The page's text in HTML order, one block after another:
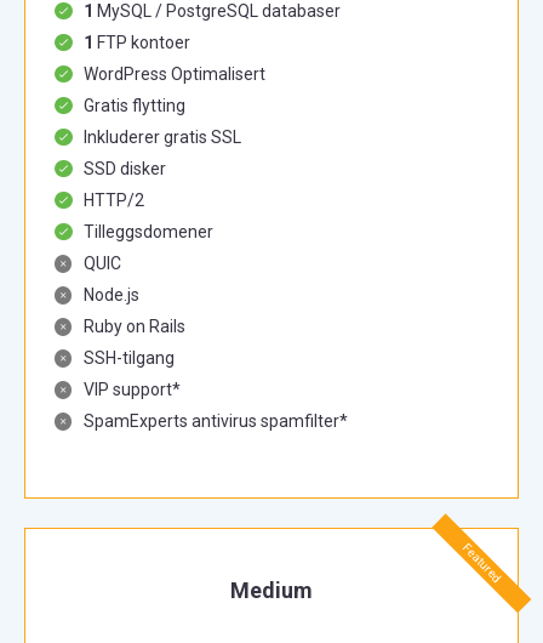
1 MySQL / PostgreSQL databaser
1 FTP kontoer
WordPress Optimalisert
Gratis flytting
Inkluderer gratis SSL
SSD disker
HTTP/2
Tilleggsdomener
QUIC
Node.js
Ruby on Rails
SSH-tilgang
VIP support*
SpamExperts antivirus spamfilter*
Featured
Medium